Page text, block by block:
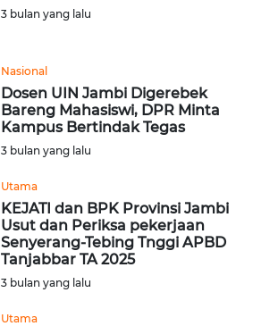
3 bulan yang lalu
Nasional
Dosen UIN Jambi Digerebek
Bareng Mahasiswi, DPR Minta
Kampus Bertindak Tegas
3 bulan yang lalu
Utama
KEJATI dan BPK Provinsi Jambi
Usut dan Periksa pekerjaan
Senyerang-Tebing Tnggi APBD
Tanjabbar TA 2025
3 bulan yang lalu
Utama